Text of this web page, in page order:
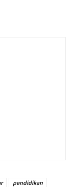
pendidikan